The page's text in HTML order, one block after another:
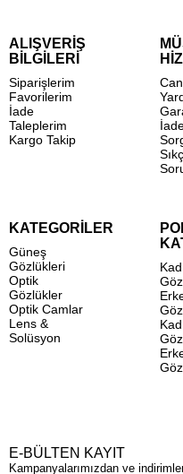
ALIŞVERİŞ
BİLGİLERİ
Siparişlerim
Favorilerim
İade
Taleplerim
Kargo Takip
KATEGORİLER
Güneş
Gözlükleri
Optik
Gözlükler
Optik Camlar
Lens &
Solüsyon
E-BÜLTEN KAYIT
Kampanyalarımızdan ve